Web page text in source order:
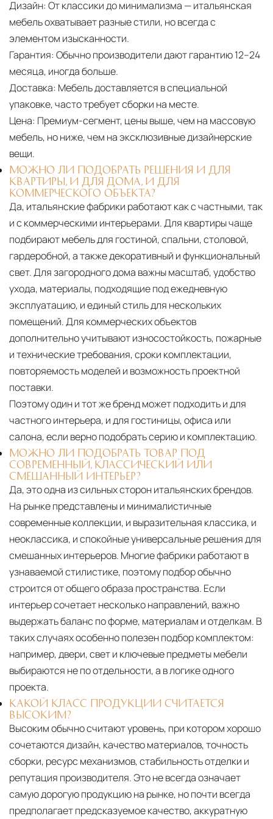
Дизайн: От классики до минимализма — итальянская
мебель охватывает разные стили, но всегда с
элементом изысканности.
Гарантия: Обычно производители дают гарантию 12–24
месяца, иногда больше.
Доставка: Мебель доставляется в специальной
упаковке, часто требует сборки на месте.
Цена: Премиум-сегмент, цены выше, чем на массовую
мебель, но ниже, чем на эксклюзивные дизайнерские
вещи.
МОЖНО ЛИ ПОДОБРАТЬ РЕШЕНИЯ И ДЛЯ
КВАРТИРЫ, И ДЛЯ ДОМА, И ДЛЯ
КОММЕРЧЕСКОГО ОБЪЕКТА?
Да, итальянские фабрики работают как с частными, так
и с коммерческими интерьерами. Для квартиры чаще
подбирают мебель для гостиной, спальни, столовой,
гардеробной, а также декоративный и функциональный
свет. Для загородного дома важны масштаб, удобство
ухода, материалы, подходящие под ежедневную
эксплуатацию, и единый стиль для нескольких
помещений. Для коммерческих объектов
дополнительно учитывают износостойкость, пожарные
и технические требования, сроки комплектации,
повторяемость моделей и возможность проектной
поставки.
Поэтому один и тот же бренд может подходить и для
частного интерьера, и для гостиницы, офиса или
салона, если верно подобрать серию и комплектацию.
МОЖНО ЛИ ПОДОБРАТЬ ТОВАР ПОД
СОВРЕМЕННЫЙ, КЛАССИЧЕСКИЙ ИЛИ
СМЕШАННЫЙ ИНТЕРЬЕР?
Да, это одна из сильных сторон итальянских брендов.
На рынке представлены и минималистичные
современные коллекции, и выразительная классика, и
неоклассика, и спокойные универсальные решения для
смешанных интерьеров. Многие фабрики работают в
узнаваемой стилистике, поэтому подбор обычно
строится от общего образа пространства. Если
интерьер сочетает несколько направлений, важно
выдержать баланс по форме, материалам и отделкам. В
таких случаях особенно полезен подбор комплектом:
например, двери, свет и ключевые предметы мебели
выбираются не по отдельности, а в логике одного
проекта.
КАКОЙ КЛАСС ПРОДУКЦИИ СЧИТАЕТСЯ
ВЫСОКИМ?
Высоким обычно считают уровень, при котором хорошо
сочетаются дизайн, качество материалов, точность
сборки, ресурс механизмов, стабильность отделки и
репутация производителя. Это не всегда означает
самую дорогую продукцию на рынке, но почти всегда
предполагает предсказуемое качество, аккуратную